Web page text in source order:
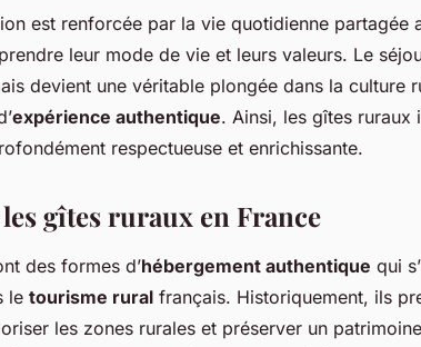
est renforcée par la vie quotidienne partagée
leur mode de vie et leurs valeurs. Le
devient une véritable plongée dans la culture
expérience authentique. Ainsi, les gîtes ruraux
respectueuse et enrichissante.
gîtes ruraux en France
des formes d’hébergement authentique qui
le tourisme rural français. Historiquement, ils
les zones rurales et préserver un